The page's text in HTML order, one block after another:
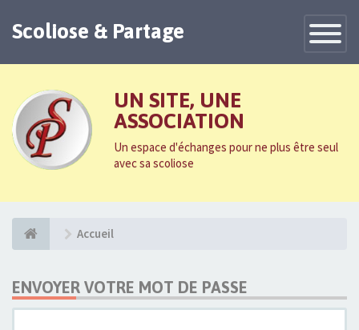
Toggle
Scoliose & Partage
UN SITE, UNE
ASSOCIATION
Un espace d'échanges pour ne plus être seul
avec sa scoliose
Accueil
ENVOYER VOTRE MOT DE PASSE